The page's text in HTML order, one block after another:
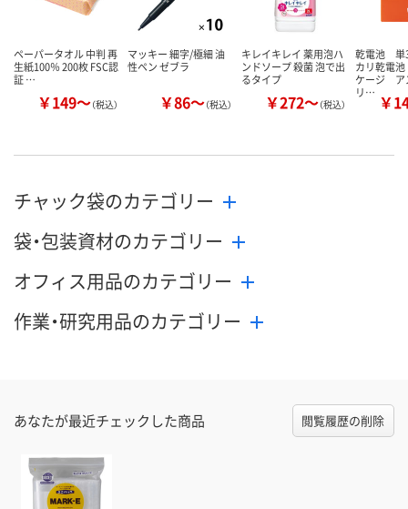
ペーパータオル 中判 再
生紙100％ 200枚 FSC認
証 …
￥149～（税込）
マッキー 細字/極細 油
性ペン ゼブラ
￥86～（税込）
キレイキレイ 薬用泡ハ
ンドソープ 殺菌 泡で出
るタイプ
￥272～（税込）
乾電池
カリ乾電
ケージ ア
リ… ￥
チャック袋のカテゴリー
袋・包装資材のカテゴリー
オフィス用品のカテゴリー
作業・研究用品のカテゴリー
あなたが最近チェックした商品 閲覧履歴の削除